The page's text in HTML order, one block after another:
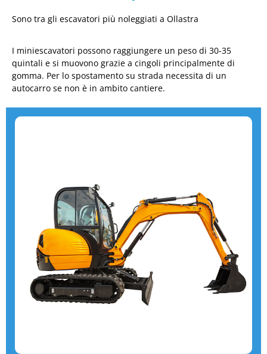
Sono tra gli escavatori più noleggiati a Ollastra
I miniescavatori possono raggiungere un peso di 30-35
quintali e si muovono grazie a cingoli principalmente di
gomma. Per lo spostamento su strada necessita di un
autocarro se non è in ambito cantiere.